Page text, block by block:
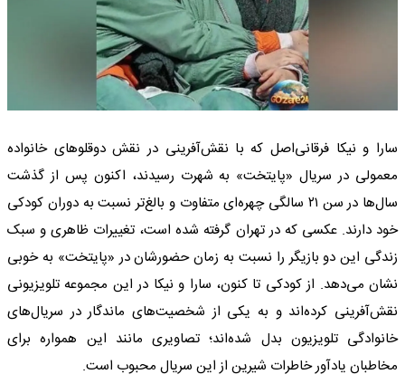
سارا و نیکا فرقانی‌اصل که با نقش‌آفرینی در نقش دوقلوهای خانواده
معمولی در سریال «پایتخت» به شهرت رسیدند، اکنون پس از گذشت
سال‌ها در سن ۲۱ سالگی چهره‌ای متفاوت و بالغ‌تر نسبت به دوران کودکی
خود دارند. عکسی که در تهران گرفته شده است، تغییرات ظاهری و سبک
زندگی این دو بازیگر را نسبت به زمان حضورشان در «پایتخت» به خوبی
نشان می‌دهد. از کودکی تا کنون، سارا و نیکا در این مجموعه تلویزیونی
نقش‌آفرینی کرده‌اند و به یکی از شخصیت‌های ماندگار در سریال‌های
خانوادگی تلویزیون بدل شده‌اند؛ تصاویری مانند این همواره برای
مخاطبان یادآور خاطرات شیرین از این سریال محبوب است.